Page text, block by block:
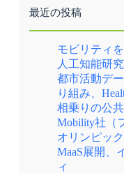
最近の投稿
モビリティ
人工知能研
都市活動デ
り組み、
相乗りの公
Mobility社（
オリンピッ
MaaS展開、
ィ